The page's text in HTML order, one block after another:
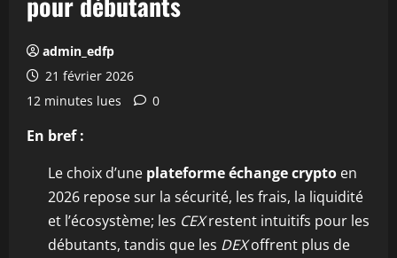
admin_edfp
21 février 2026
12 minutes lues
0
En bref :
Le choix d’une plateforme échange crypto en
2026 repose sur la sécurité, les frais, la liquidité
et l’écosystème; les CEXrestent intuitifs pour les
débutants, tandis que les DEXoffrent plus de